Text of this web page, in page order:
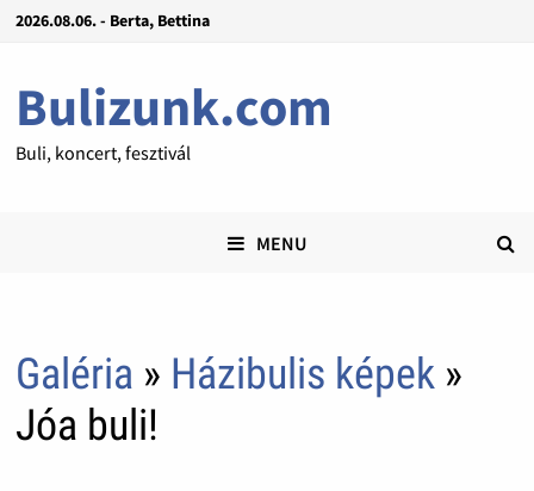
2026.08.06. - Berta, Bettina
Bulizunk.com
Buli, koncert, fesztivál
MENU
Galéria » Házibulis képek»
Jóa buli!